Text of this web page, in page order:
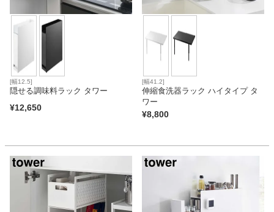
[幅12.5]
隠せる調味料ラック タワー
¥12,650
[幅41.2]
伸縮食洗器ラック ハイタイプ タ
ワー
¥8,800